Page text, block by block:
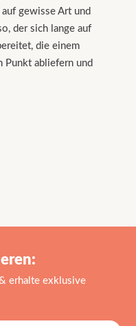
gewisse Art und
der sich lange auf
die einem
Punkt abliefern und
erhalte exklusive